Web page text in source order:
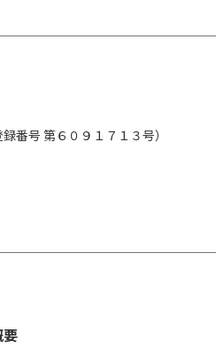
した、体の調子と心
番号 第６０９１７１３号）
要